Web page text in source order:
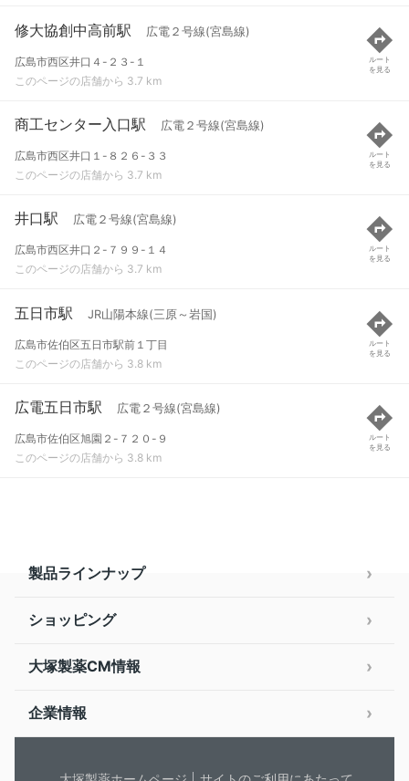
修大協創中高前駅 広電２号線(宮島線)
広島市西区井口４-２３-１
このページの店舗から 3.7 km
ルート
を見る
商工センター入口駅 広電２号線(宮島線)
広島市西区井口１-８２６-３３
このページの店舗から 3.7 km
ルート
を見る
井口駅 広電２号線(宮島線)
広島市西区井口２-７９９-１４
このページの店舗から 3.7 km
ルート
を見る
五日市駅 JR山陽本線(三原～岩国)
広島市佐伯区五日市駅前１丁目
このページの店舗から 3.8 km
ルート
を見る
広電五日市駅 広電２号線(宮島線)
広島市佐伯区旭園２-７２０-９
このページの店舗から 3.8 km
ルート
を見る
製品ラインナップ
ショッピング
大塚製薬CM情報
企業情報